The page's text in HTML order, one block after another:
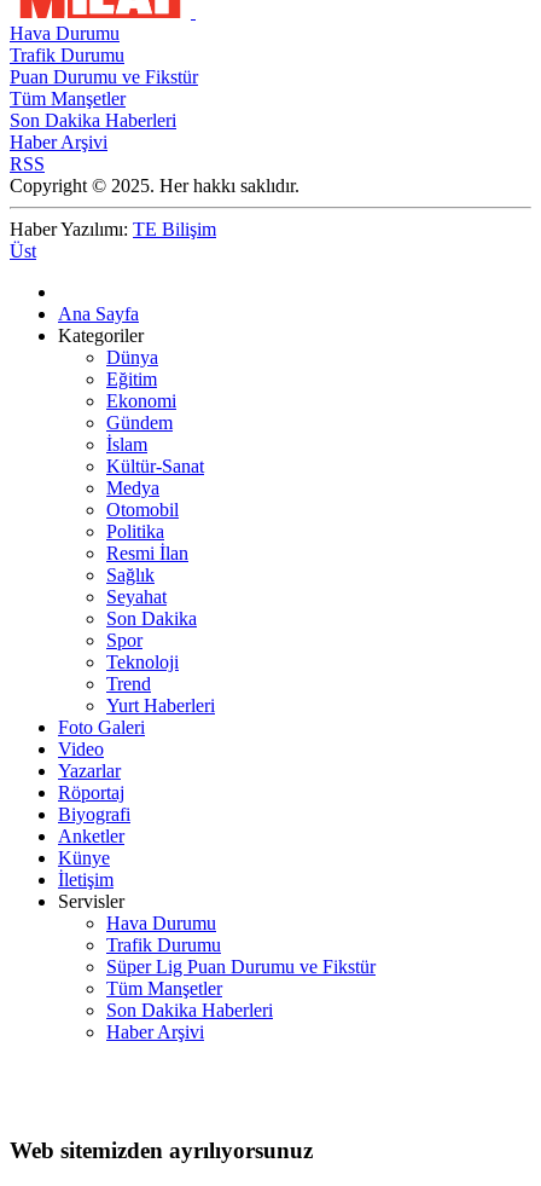
Hava Durumu
Trafik Durumu
Puan Durumu ve Fikstür
Tüm Manşetler
Son Dakika Haberleri
Haber Arşivi
RSS
Copyright © 2025. Her hakkı saklıdır.
Haber Yazılımı: TE Bilişim
Üst
Ana Sayfa
Kategoriler
Dünya
Eğitim
Ekonomi
Gündem
İslam
Kültür-Sanat
Medya
Otomobil
Politika
Resmi İlan
Sağlık
Seyahat
Son Dakika
Spor
Teknoloji
Trend
Yurt Haberleri
Foto Galeri
Video
Yazarlar
Röportaj
Biyografi
Anketler
Künye
İletişim
Servisler
Hava Durumu
Trafik Durumu
Süper Lig Puan Durumu ve Fikstür
Tüm Manşetler
Son Dakika Haberleri
Haber Arşivi
Web sitemizden ayrılıyorsunuz